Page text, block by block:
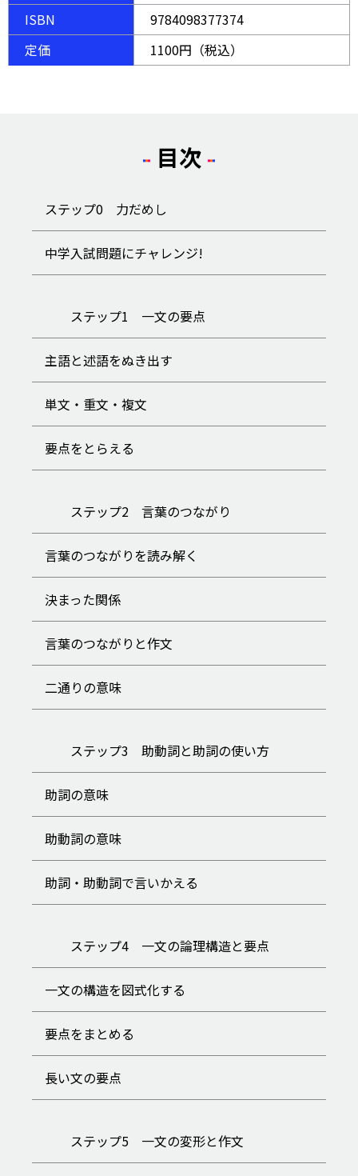
ISBN
9784098377374
定価
1100円（税込）
目次
ステップ0 力だめし
中学入試問題にチャレンジ!
ステップ1 一文の要点
主語と述語をぬき出す
単文・重文・複文
要点をとらえる
ステップ2 言葉のつながり
言葉のつながりを読み解く
決まった関係
言葉のつながりと作文
二通りの意味
ステップ3 助動詞と助詞の使い方
助詞の意味
助動詞の意味
助詞・助動詞で言いかえる
ステップ4 一文の論理構造と要点
一文の構造を図式化する
要点をまとめる
長い文の要点
ステップ5 一文の変形と作文